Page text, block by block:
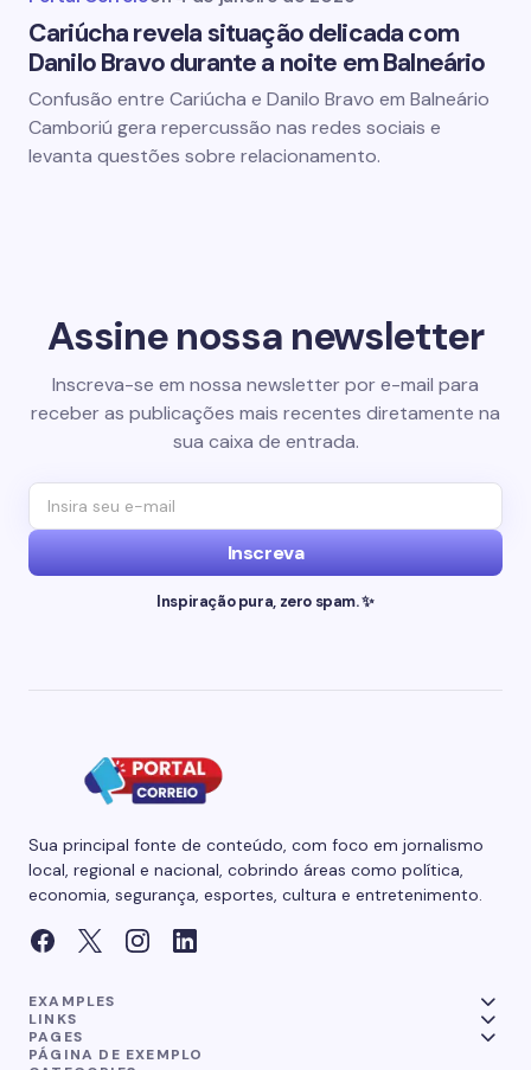
Cariúcha revela situação delicada com
Danilo Bravo durante a noite em Balneário
Confusão entre Cariúcha e Danilo Bravo em Balneário
Camboriú gera repercussão nas redes sociais e
levanta questões sobre relacionamento.
Assine nossa newsletter
Inscreva-se em nossa newsletter por e-mail para
receber as publicações mais recentes diretamente na
sua caixa de entrada.
Inscreva
Inspiração pura, zero spam. ✨
Sua principal fonte de conteúdo, com foco em jornalismo
local, regional e nacional, cobrindo áreas como política,
economia, segurança, esportes, cultura e entretenimento.
EXAMPLES
LINKS
PAGES
PÁGINA DE EXEMPLO